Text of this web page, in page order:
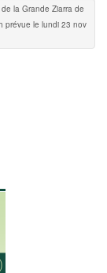
la Grande Ziarra de
prévue le lundi 23 nov